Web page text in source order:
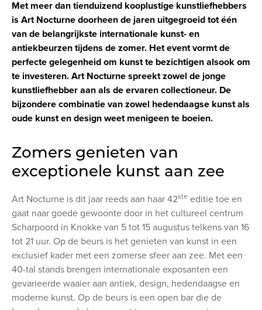
Met meer dan tienduizend kooplustige kunstliefhebbers
is Art Nocturne doorheen de jaren uitgegroeid tot één
van de belangrijkste internationale kunst- en
antiekbeurzen tijdens de zomer. Het event vormt de
perfecte gelegenheid om kunst te bezichtigen alsook om
te investeren. Art Nocturne spreekt zowel de jonge
kunstliefhebber aan als de ervaren collectioneur. De
bijzondere combinatie van zowel hedendaagse kunst als
oude kunst en design weet menigeen te boeien.
Zomers genieten van
exceptionele kunst aan zee
Art Nocturne is dit jaar reeds aan haar 42ste editie toe en
gaat naar goede gewoonte door in het cultureel centrum
Scharpoord in Knokke van 5 tot 15 augustus telkens van 16
tot 21 uur. Op de beurs is het genieten van kunst in een
exclusief kader met een zomerse sfeer aan zee. Met een
40-tal stands brengen internationale exposanten een
gevarieerde waaier aan antiek, design, hedendaagse en
moderne kunst. Op de beurs is een open bar die de